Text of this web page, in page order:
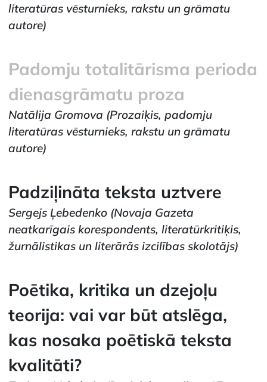
literatūras vēsturnieks, rakstu un grāmatu
autore)
Padomju totalitārisma perioda
dienasgrāmatu proza
Natālija Gromova (Prozaiķis, padomju
literatūras vēsturnieks, rakstu un grāmatu
autore)
Padziļināta teksta uztvere
Sergejs Ļebedenko (Novaja Gazeta
neatkarīgais korespondents, literatūrkritiķis,
žurnālistikas un literārās izcilības skolotājs)
Poētika, kritika un dzejoļu
teorija: vai var būt atslēga,
kas nosaka poētiskā teksta
kvalitāti?